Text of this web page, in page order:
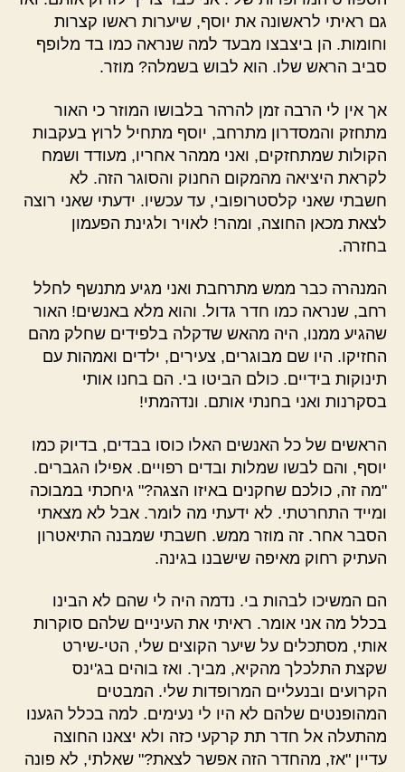
גם ראיתי לראשונה את יוסף, שיערות ראשו קצרות
וחומות. הן ביצבצו מבעד למה שנראה כמו בד מלופף
סביב הראש שלו. הוא לבוש בשמלה? מוזר.
אך אין לי הרבה זמן להרהר בלבושו המוזר כי האור
מתחזק והמסדרון מתרחב, יוסף מתחיל לרוץ בעקבות
הקולות שמתחזקים, ואני ממהר אחריו, מעודד ושמח
לקראת היציאה מהמקום החנוק והסוגר הזה. לא
חשבתי שאני קלסטרופובי, עד עכשיו. ידעתי שאני רוצה
לצאת מכאן החוצה, ומהר! לאויר ולגינת הפעמון
בחזרה.
המנהרה כבר ממש מתרחבת ואני מגיע מתנשף לחלל
רחב, שנראה כמו חדר גדול. והוא מלא באנשים! האור
שהגיע ממנו, היה מהאש שדקלה בלפידים שחלק מהם
החזיקו. היו שם מבוגרים, צעירים, ילדים ואמהות עם
תינוקות בידיים. כולם הביטו בי. הם בחנו אותי
בסקרנות ואני בחנתי אותם. ונדהמתי!
הראשים של כל האנשים האלו כוסו בבדים, בדיוק כמו
יוסף, והם לבשו שמלות ובדים רפויים. אפילו הגברים.
"מה זה, כולכם שחקנים באיזו הצגה?" גיחכתי במבוכה
ומייד התחרטתי. לא ידעתי מה לומר. אבל לא מצאתי
הסבר אחר. זה מוזר ממש. חשבתי שמבנה התיאטרון
העתיק רחוק מאיפה שישבנו בגינה.
הם המשיכו לבהות בי. נדמה היה לי שהם לא הבינו
בכלל מה אני אומר. ראיתי את העיניים שלהם סוקרות
אותי, מסתכלים על שיער הקוצים שלי, הטי-שירט
שקצת התלכלך מהקיא, מביך. ואז בוהים בג'ינס
הקרועים ובנעליים המרופדות שלי. המבטים
המהופנטים שלהם לא היו לי נעימים. למה בכלל הגענו
מהתעלה אל חדר תת קרקעי כזה ולא יצאנו החוצה
עדיין "אז, מהחדר הזה אפשר לצאת?" שאלתי, לא פונה